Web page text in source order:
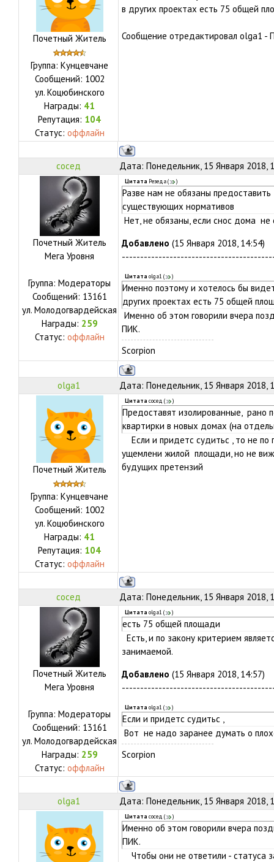
Почетный Житель
Группа: Кунцевчане
Сообщений: 1002
ул. Коцюбинского
Награды: 41
Репутация: 104
Статус: оффлайн
в других проектах есть 75 общей
Сообщение отредактировал olga1 -
сосед Дата: Понедельник, 15 Января 2018,
Почетный Житель
Мега Уровня
Группа: Модераторы
Сообщений: 13161
ул. Молодогвардейская
Награды: 259
Статус: оффлайн
Цитата Резеда( )
Разве нам не обязаны
существующих нормативов
Нет, не обязаны, если снос дома не
Добавлено (15 Января 2018, 14:54)
Цитата olga1( )
Именно поэтому и хотелось бы
других проектах есть 75 общей
Именно об этом говорили вчера
ПИК.
Scorpion
olga1 Дата: Понедельник, 15 Января 2018,
Почетный Житель
Группа: Кунцевчане
Сообщений: 1002
ул. Коцюбинского
Награды: 41
Репутация: 104
Статус: оффлайн
Цитата сосед ( )
Предоставят изолированные, рано
квартирки в новых домах (на
Если и придетс судитьс , то не по
ущемлени жилой площади, но не
будущих претензий
сосед Дата: Понедельник, 15 Января 2018,
Почетный Житель
Мега Уровня
Группа: Модераторы
Сообщений: 13161
ул. Молодогвардейская
Награды: 259
Статус: оффлайн
Цитата olga1( )
есть 75 общей площади
Есть, и по закону критерием
занимаемой.
Добавлено (15 Января 2018, 14:57)
Цитата olga1( )
Если и придетс судитьс ,
Вот не надо заранее думать о
Scorpion
olga1 Дата: Понедельник, 15 Января 2018,
Цитата сосед ( )
Именно об этом говорили вчера
ПИК.
Чтобы они не ответили - статуса